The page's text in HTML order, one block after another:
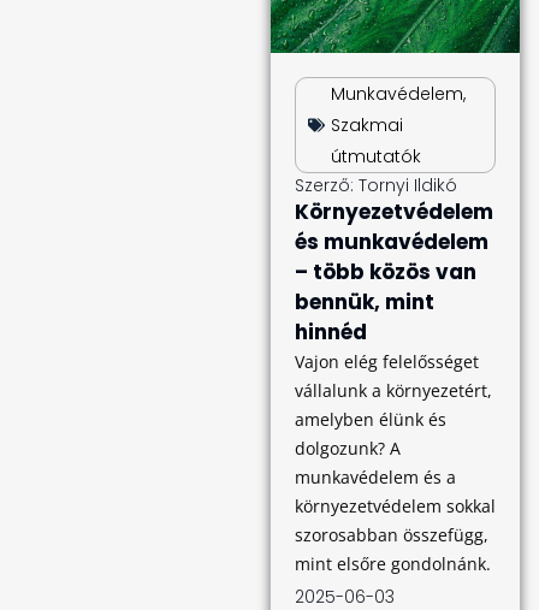
Munkavédelem,
Szakmai
útmutatók
Szerző: Tornyi Ildikó
Környezetvédelem
és munkavédelem
– több közös van
bennük, mint
hinnéd
Vajon elég felelősséget
vállalunk a környezetért,
amelyben élünk és
dolgozunk? A
munkavédelem és a
környezetvédelem sokkal
szorosabban összefügg,
mint elsőre gondolnánk.
2025-06-03